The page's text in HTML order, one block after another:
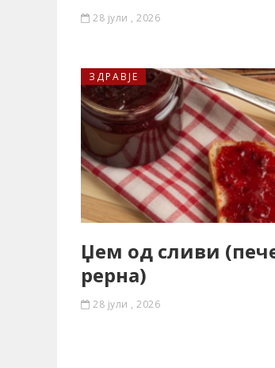
28 јули , 2026
ЗДРАВЈЕ
Џем од сливи
рерна)
28 јули , 2026